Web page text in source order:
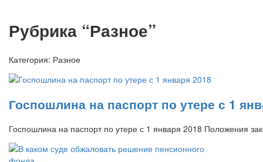
Рубрика “Разное”
Категория: Разное
Госпошлина на паспорт по утере с 1
Госпошлина на паспорт по утере с 1 января 2018 Положения